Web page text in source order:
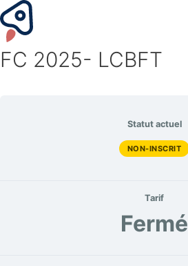
FC 2025- LCBFT
Statut actuel
NON-INSCRIT
Tarif
Fermé